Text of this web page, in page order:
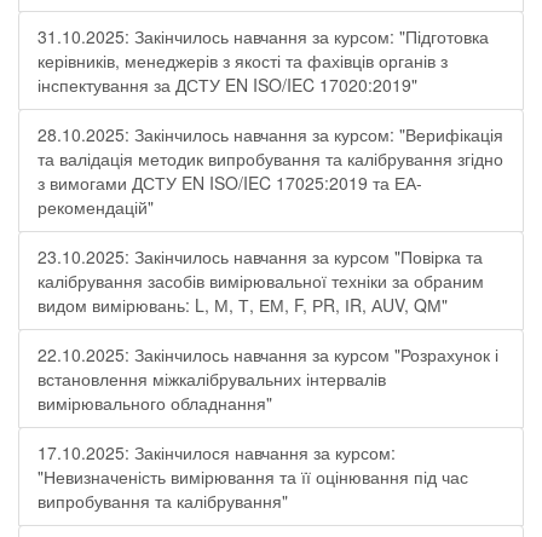
31.10.2025: Закінчилось навчання за курсом: "Підготовка
керівників, менеджерів з якості та фахівців органів з
інспектування за ДСТУ EN ISO/IEC 17020:2019"
28.10.2025: Закінчилось навчання за курсом: "Верифікація
та валідація методик випробування та калібрування згідно
з вимогами ДСТУ EN ISO/IEC 17025:2019 та ЕА-
рекомендацій"
23.10.2025: Закінчилось навчання за курсом "Повірка та
калібрування засобів вимірювальної техніки за обраним
видом вимірювань: L, М, Т, ЕМ, F, РR, ІR, АUV, QМ"
22.10.2025: Закінчилось навчання за курсом "Розрахунок і
встановлення міжкалібрувальних інтервалів
вимірювального обладнання"
17.10.2025: Закінчилося навчання за курсом:
"Невизначеність вимірювання та її оцінювання під час
випробування та калібрування"